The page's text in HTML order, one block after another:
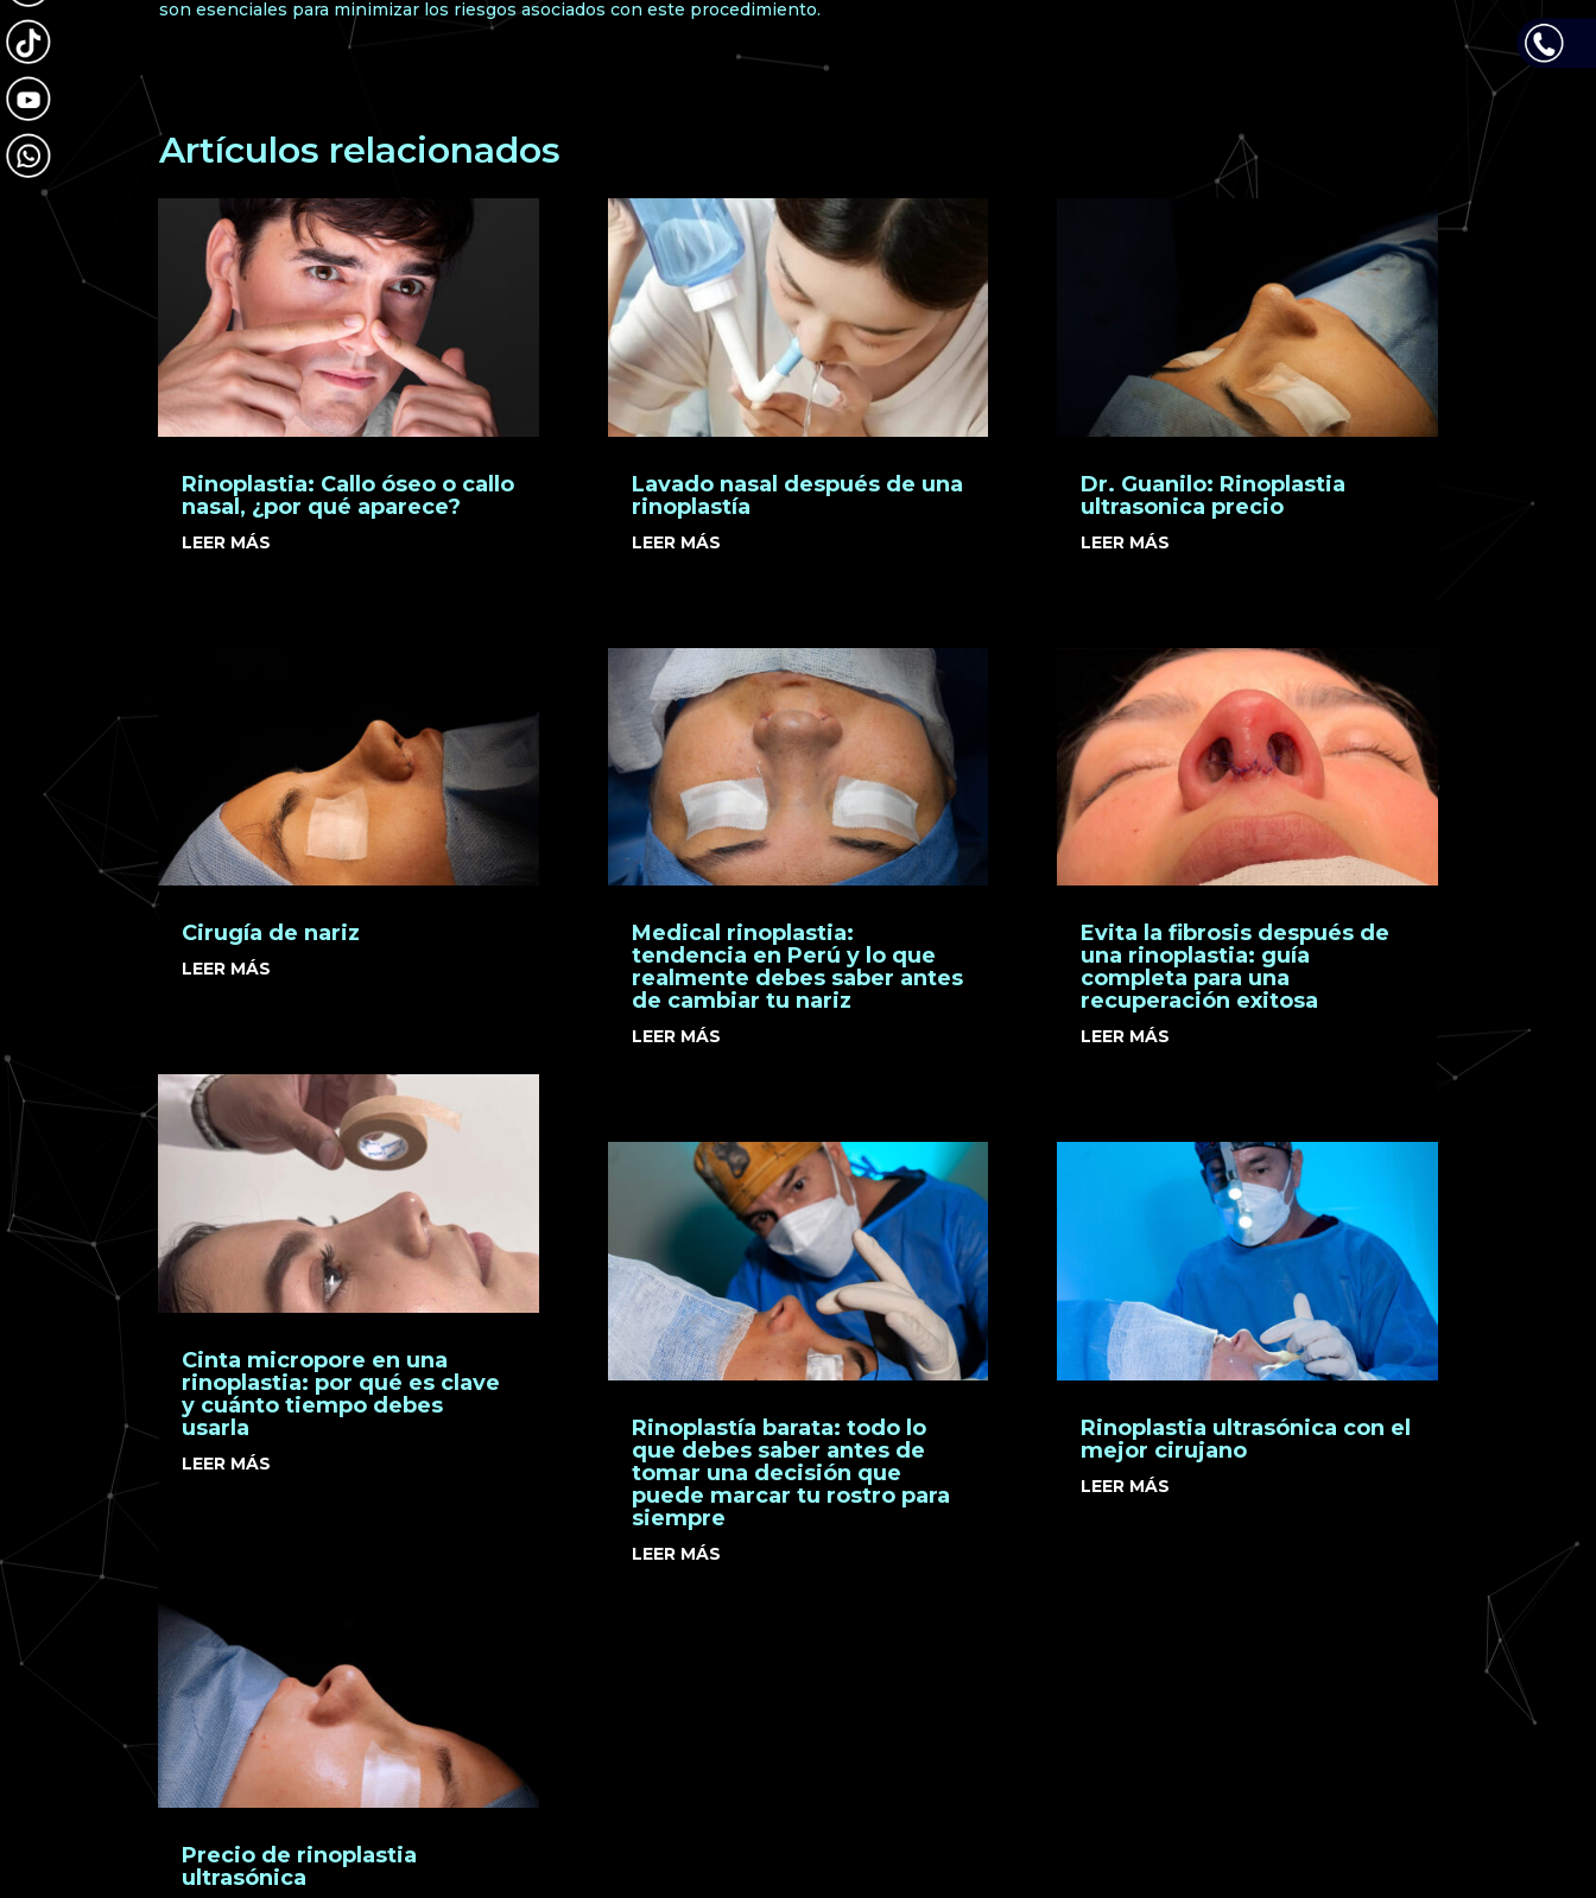
son esenciales para minimizar los riesgos asociados con este procedimiento.
Artículos relacionados
Rinoplastia: Callo óseo o callo
nasal, ¿por qué aparece?
LEER MÁS
Cirugía de nariz
LEER MÁS
Cinta micropore en una
rinoplastia: por qué es clave
y cuánto tiempo debes
usarla
LEER MÁS
Precio de rinoplastia
ultrasónica
Lavado nasal después de una
rinoplastía
LEER MÁS
Medical rinoplastia:
tendencia en Perú y lo que
realmente debes saber antes
de cambiar tu nariz
LEER MÁS
Rinoplastía barata: todo lo
que debes saber antes de
tomar una decisión que
puede marcar tu rostro para
siempre
LEER MÁS
Dr. Guanilo: Rinoplastia
ultrasonica precio
LEER MÁS
Evita la fibrosis después de
una rinoplastia: guía
completa para una
recuperación exitosa
LEER MÁS
Rinoplastia ultrasónica con el
mejor cirujano
LEER MÁS